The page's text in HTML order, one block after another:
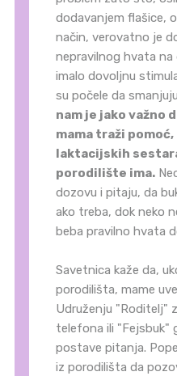
dodavanjem flašice,
način, verovatno je
nepravilnog hvata
imalo dovoljnu
su počele da
nam je jako važno
mama traži
laktacijskih
porodilište ima.
dozovu i pitaju, da
ako treba, dok neko
beba pravilno hvata
Savetnica kaže da,
porodilišta, mame
Udruženju "Roditelj"
telefona ili "Fejsbuk"
postave pitanja.
iz porodilišta da